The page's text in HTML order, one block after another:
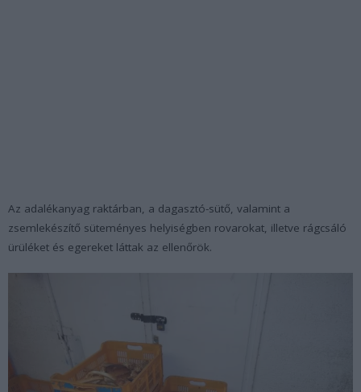
Az adalékanyag raktárban, a dagasztó-sütő, valamint a
zsemlekészítő süteményes helyiségben rovarokat, illetve rágcsáló
ürüléket és egereket láttak az ellenőrök.